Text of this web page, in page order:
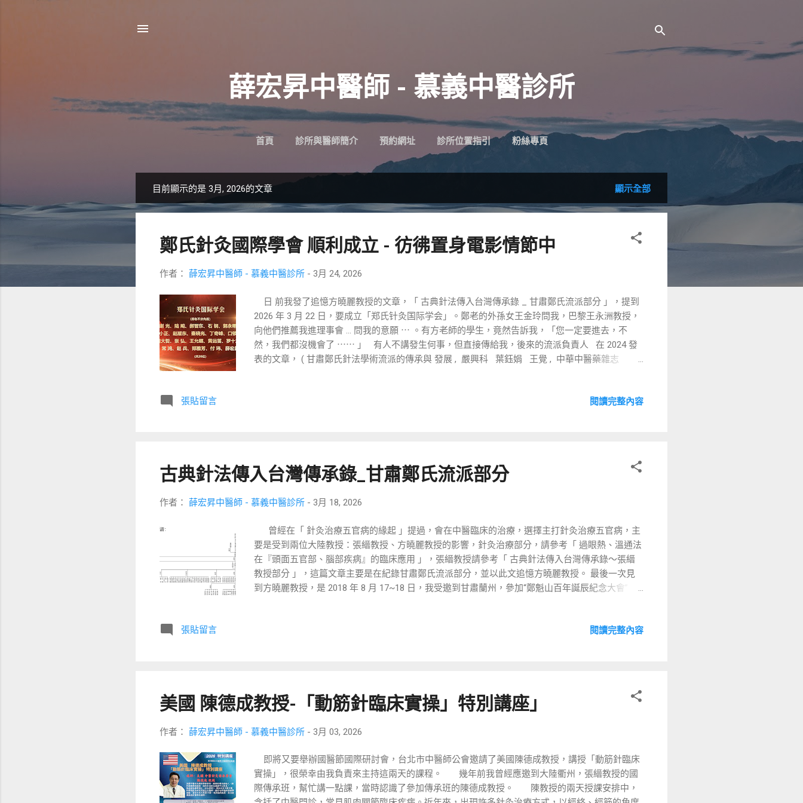
薛宏昇中醫師 - 慕義中醫診所
首頁 診所與醫師簡介 預約網址 診所位置指引 粉絲專頁
表
目前顯示的是 3月, 2026的文章 顯示全部
鄭氏針灸國際學會 順利成立 - 彷彿置身電影情節中
作者： 薛宏昇中醫師 - 慕義中醫診所 - 3月 24, 2026
日 前我發了追憶方曉麗教授的文章，「 古典針法傳入台灣傳承錄 _ 甘肅鄭氏流派部分 」，提到
2026 年 3 月 22 日，要成立「郑氏针灸国际学会」。鄭老的外孫女王金玲問我，巴黎王永洲教授，
向他們推薦我進理事會 … 問我的意願 ⋯ 。有方老師的學生，竟然告訴我，「您一定要進去，不
然，我們都沒機會了 ⋯⋯ 」 有人不講發生何事，但直接傳給我，後來的流派負責人 在 2024 發
表的文章， ( 甘肅鄭氏針法學術流派的傳承與 發展 , 嚴興科 葉鈺娟 王覺 , 中華中醫藥雜志
識的幾位人，剛好，誤打誤撞，讓他們都看到，回顧方老師，到台灣幫鄭氏做了很大的傳承工作。
會長是鄭俊鵬，張毅說在大陸各單位，申請沒獲准，最後在南非申請，原先的結果，會議中理事、
爭議的人，講扎跳的那位，在會中調侃張縉教授，這使得我忍不住，向秘書長王金玲，私下反應
無法掌握真正核心細節，將來如何能將幾代的功力，傳承給後人？ 3 、排不進理事會，何需向我要
資料，說要在會中介紹？ 王金玲馬上貼出資料回覆，您在理事會啊？但我問觀看會議的兩位醫
師，都確定沒看到。 王金玲說要覆盤，查問題出在哪？ 隔天她回訊：「薛老师，非常抱歉！昨
天直播过程中...
張貼留言 閱讀完整內容
古典針法傳入台灣傳承錄_甘肅鄭氏流派部分
作者： 薛宏昇中醫師 - 慕義中醫診所 - 3月 18, 2026
曾經在「 針灸治療五官病的緣起 」提過，會在中醫臨床的治療，選擇主打針灸治療五官病，主
要是受到兩位大陸教授：張縉教授、方曉麗教授的影響，針灸治療部分，請參考「 過眼熱、溫通法
在『頭面五官部、腦部疾病』的臨床應用 」，張縉教授請參考「 古典針法傳入台灣傳承錄～張縉
教授部分 」，這篇文章主要是在紀錄甘肅鄭氏流派部分，並以此文追憶方曉麗教授。 最後一次見
到方曉麗教授，是 2018 年 8 月 17~18 日，我受邀到甘肅蘭州，參加“鄭魁山百年誕辰紀念大會”，
知，方教授於 2024 年 3 月 26 日安詳辭世。在那段期間，又加上疫情的因素，甘肅鄭氏相關訊息，
流派 2016 年的 驗收報告，裡邊除了這兩張圖，還有一堆文字報告，後面有一附錄，有傳承人列
毅、薛宏昇、 杜小正、秦曉光、嚴興科 … 。看到這個列表，方老師真是太抬舉我了，前面除了鄭式
在其他鄭老弟子之首。她是把我排在很前面，但在方老師生前， 2018 遇見她的時後，並沒告訴我
這件事。 張 縉教授 2007 年在長庚醫院授課時，數次提到自己原本是一位西醫外科醫師， 1954
年參加全國高等醫學院針灸師資班學習，到鄭毓琳老先生診所目睹其扎針技法，他擅長燒山火及透
張貼留言 閱讀完整內容
美國 陳德成教授-「動筋針臨床實操」特別講座」
作者： 薛宏昇中醫師 - 慕義中醫診所 - 3月 03, 2026
即將又要舉辦國醫節國際研討會，台北市中醫師公會邀請了美國陳德成教授，講授「動筋針臨床
實操」，很榮幸由我負責來主持這兩天的課程。 幾年前我曾經應邀到大陸衢州，張縉教授的國
際傳承班，幫忙講一點課，當時認識了參加傳承班的陳德成教授。 陳教授的兩天授課安排中，